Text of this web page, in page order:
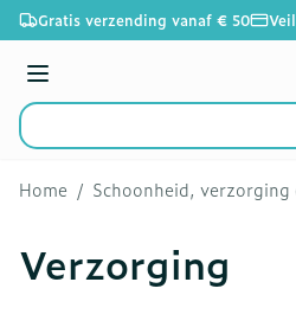
Ga naar de inhoud
Gratis verzending vanaf € 50
Menu
Product, merk, categorie...
Home / Schoonheid, verzorging
Verzorging